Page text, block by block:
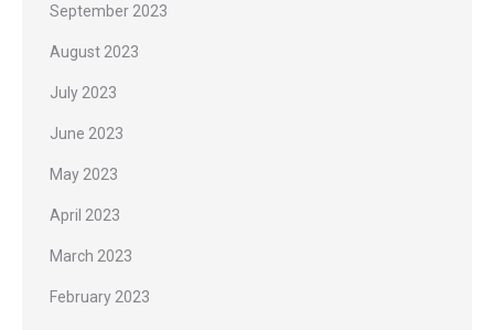
September 2023
August 2023
July 2023
June 2023
May 2023
April 2023
March 2023
February 2023